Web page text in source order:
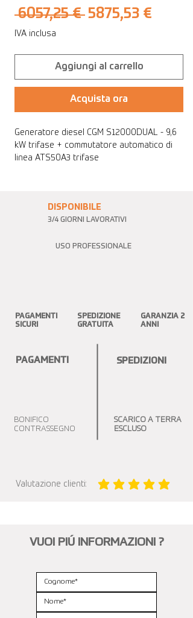
6057,25 € Prezzo
5875,53 €
IVA inclusa
Aggiungi al carrello
Acquista ora
Generatore diesel CGM S12000DUAL - 9,6
kW trifase + commutatore automatico di
linea ATS50A3 trifase
DISPONIBILE
3/4 GIORNI LAVORATIVI
USO PROFESSIONALE
PAGAMENTI
SICURI
SPEDIZIONE
GRATUITA
GARANZIA 2
ANNI
PAGAMENTI SPEDIZIONI
BONIFICO
CONTRASSEGNO
SCARICO A TERRA
ESCLUSO
Valutazione clienti: la valutazione media è 5 su
VUOI PIÚ INFORMAZIONI ?